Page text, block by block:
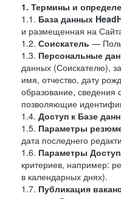
1. Термины и
1.1. База данных
и размещенная на
1.2. Соискатель —
1.3. Персональные
данных (Соискателю),
имя, отчество, дату
образование, сведения
позволяющие
1.4. Доступ к Базе
1.5. Параметры
дата последнего
1.6. Параметры
критериев, например:
в календарных днях).
1.7. Публикация